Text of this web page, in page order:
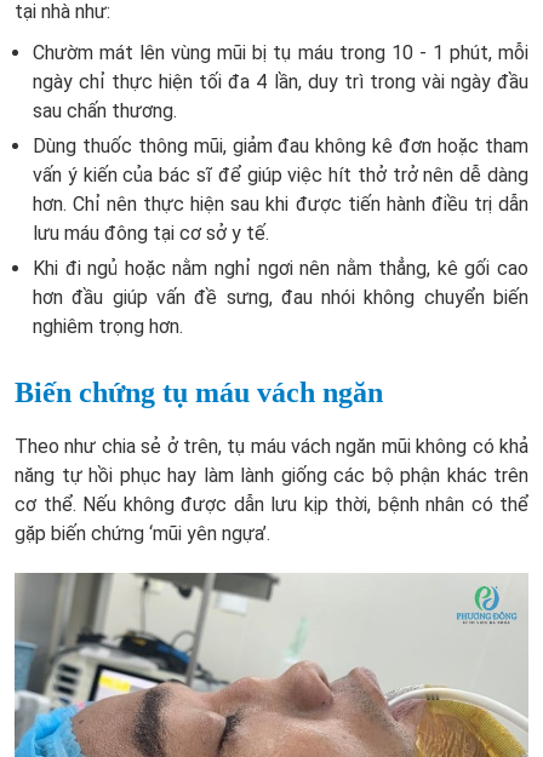
tại nhà như:
Chườm mát lên vùng mũi bị tụ máu trong 10 - 1 phút, mỗi
ngày chỉ thực hiện tối đa 4 lần, duy trì trong vài ngày đầu
sau chấn thương.
Dùng thuốc thông mũi, giảm đau không kê đơn hoặc tham
vấn ý kiến của bác sĩ để giúp việc hít thở trở nên dễ dàng
hơn. Chỉ nên thực hiện sau khi được tiến hành điều trị dẫn
lưu máu đông tại cơ sở y tế.
Khi đi ngủ hoặc nằm nghỉ ngơi nên nằm thẳng, kê gối cao
hơn đầu giúp vấn đề sưng, đau nhói không chuyển biến
nghiêm trọng hơn.
Biến chứng tụ máu vách ngăn
Theo như chia sẻ ở trên, tụ máu vách ngăn mũi không có khả
năng tự hồi phục hay làm lành giống các bộ phận khác trên
cơ thể. Nếu không được dẫn lưu kịp thời, bệnh nhân có thể
gặp biến chứng ‘mũi yên ngựa’.